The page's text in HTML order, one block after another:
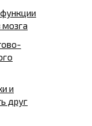
функции
мозга
и
друг